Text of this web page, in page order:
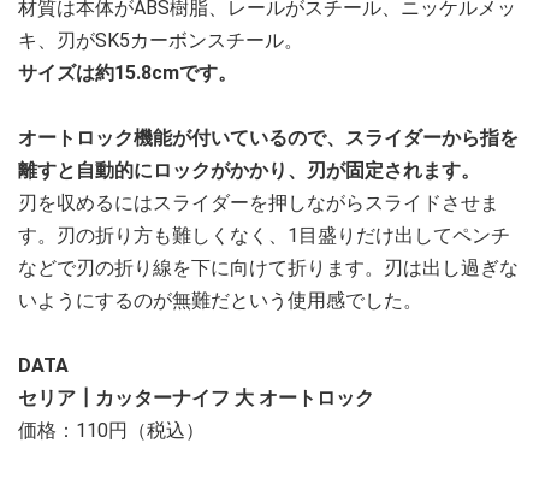
材質は本体がABS樹脂、レールがスチール、ニッケルメッ
キ、刃がSK5カーボンスチール。
サイズは約15.8cmです。
オートロック機能が付いているので、スライダーから指を
離すと自動的にロックがかかり、刃が固定されます。
刃を収めるにはスライダーを押しながらスライドさせま
す。刃の折り方も難しくなく、1目盛りだけ出してペンチ
などで刃の折り線を下に向けて折ります。刃は出し過ぎな
いようにするのが無難だという使用感でした。
DATA
セリア┃カッターナイフ 大 オートロック
価格：110円（税込）